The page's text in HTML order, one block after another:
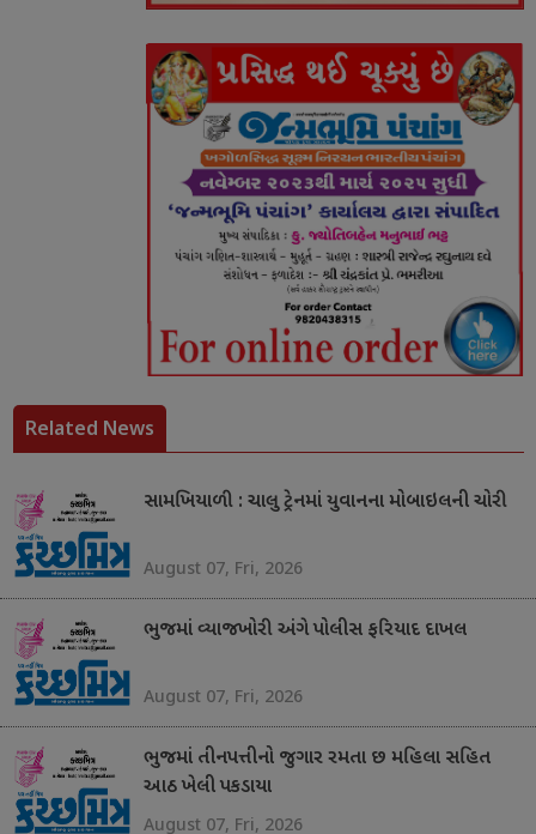
Related News
સામખિયાળી : ચાલુ ટ્રેનમાં યુવાનના મોબાઇલની ચોરી
August 07, Fri, 2026
ભુજમાં વ્યાજખોરી અંગે પોલીસ ફરિયાદ દાખલ
August 07, Fri, 2026
ભુજમાં તીનપત્તીનો જુગાર રમતા છ મહિલા સહિત
આઠ ખેલી પકડાયા
August 07, Fri, 2026